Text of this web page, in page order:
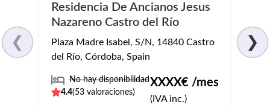
❮
Residencia De Ancianos Jesus
Nazareno Castro del Río
Plaza Madre Isabel, S/N, 14840 Castro
del Río, Córdoba, Spain
No hay disponibilidad
4.4(53 valoraciones)
XXXX€ /mes
(IVA inc.)
❯